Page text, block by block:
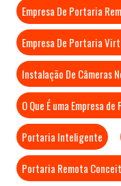
Empresa De Portaria
Empresa De Portaria
Instalação De Câmeras
O Que É uma Empresa
Portaria Inteligente
Portaria Remota